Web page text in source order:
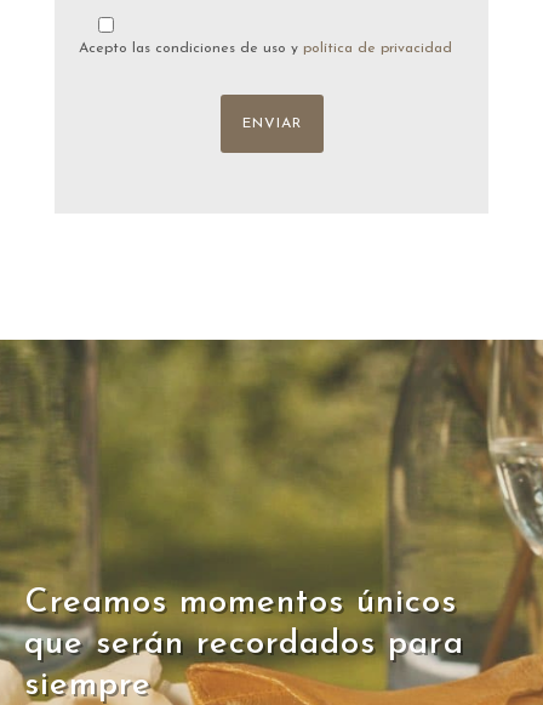
Acepto las condiciones de uso y política de privacidad
Creamos momentos únicos
que serán recordados para
siempre